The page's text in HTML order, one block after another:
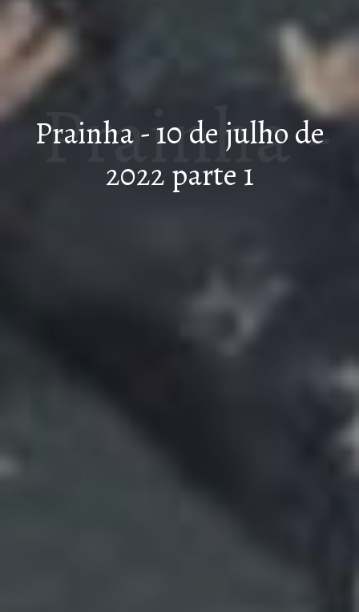
Prainha - 10 de julho de
2022 parte 1
Prainha -
julho de
2022
parte 1